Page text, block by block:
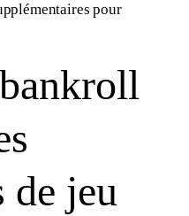
pour
de jeu